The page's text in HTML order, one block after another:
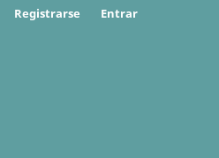
Registrarse Entrar